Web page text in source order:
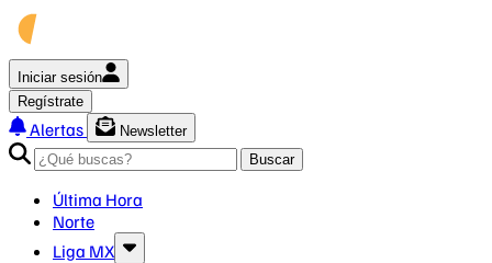
Iniciar sesión
Regístrate
Alertas
Newsletter
Buscar
Última Hora
Norte
Liga MX